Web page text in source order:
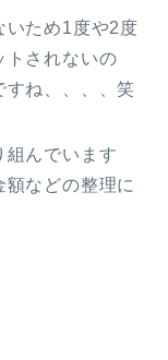
いため1度や2度
トされないの
すね、、、、笑
組んでいます
などの整理に